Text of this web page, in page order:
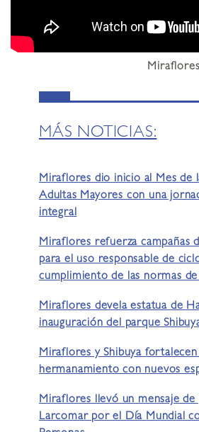
MÁS NOTICIAS:
Miraflores dio inicio al Mes de
Adultas Mayores con una
integral
Miraflores refuerza campañas
para el uso responsable de
cumplimiento de las normas
Miraflores devela estatua de
inauguración del parque
Miraflores y Shibuya fortalecen
hermanamiento con nuevos
Miraflores llevó un mensaje de
Larcomar por el Día Mundial